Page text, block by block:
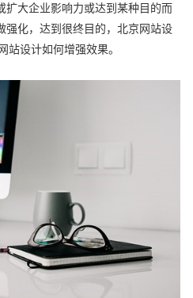
扩大企业影响力或达到某种目的而
强化，达到很终目的，北京网站设
站设计如何增强效果。